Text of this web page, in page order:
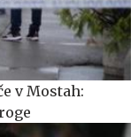
v Mostah: